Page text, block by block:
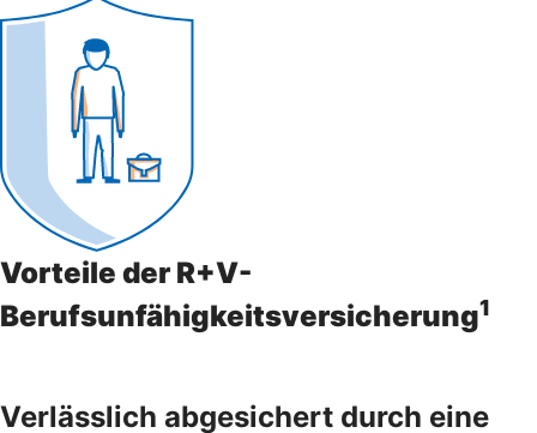
Vorteile der R+V-
Berufsunfähigkeitsversicherung1
Verlässlich abgesichert durch eine